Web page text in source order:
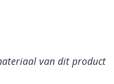
van dit product